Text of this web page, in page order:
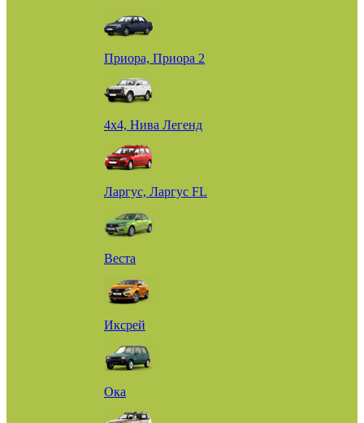
Приора, Приора 2
4х4, Нива Легенд
Ларгус, Ларгус FL
Веста
Иксрей
Ока